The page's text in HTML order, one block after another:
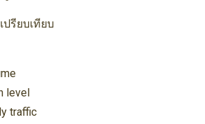
ปรียบเทียบ
level
traffic